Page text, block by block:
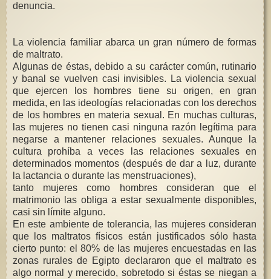
denuncia.
La violencia familiar abarca un gran número de formas
de maltrato.
Algunas de éstas, debido a su carácter común, rutinario
y banal se vuelven casi invisibles. La violencia sexual
que ejercen los hombres tiene su origen, en gran
medida, en las ideologías relacionadas con los derechos
de los hombres en materia sexual. En muchas culturas,
las mujeres no tienen casi ninguna razón legítima para
negarse a mantener relaciones sexuales. Aunque la
cultura prohíba a veces las relaciones sexuales en
determinados momentos (después de dar a luz, durante
la lactancia o durante las menstruaciones),
tanto mujeres como hombres consideran que el
matrimonio las obliga a estar sexualmente disponibles,
casi sin límite alguno.
En este ambiente de tolerancia, las mujeres consideran
que los maltratos físicos están justificados sólo hasta
cierto punto: el 80% de las mujeres encuestadas en las
zonas rurales de Egipto declararon que el maltrato es
algo normal y merecido, sobretodo si éstas se niegan a